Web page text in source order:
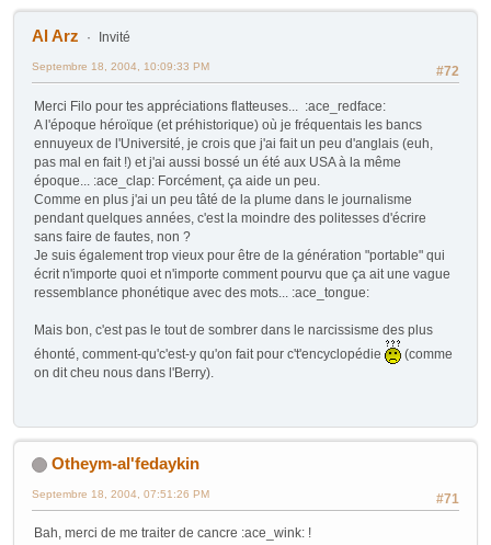
Al Arz Invité
#72
Septembre 18, 2004, 10:09:33 PM
Merci Filo pour tes appréciations flatteuses... :ace_redface:
A l'époque héroïque (et préhistorique) où je fréquentais les bancs
ennuyeux de l'Université, je crois que j'ai fait un peu d'anglais (euh,
pas mal en fait !) et j'ai aussi bossé un été aux USA à la même
époque... :ace_clap: Forcément, ça aide un peu.
Comme en plus j'ai un peu tâté de la plume dans le journalisme
pendant quelques années, c'est la moindre des politesses d'écrire
sans faire de fautes, non ?
Je suis également trop vieux pour être de la génération "portable" qui
écrit n'importe quoi et n'importe comment pourvu que ça ait une vague
ressemblance phonétique avec des mots... :ace_tongue:
Mais bon, c'est pas le tout de sombrer dans le narcissisme des plus
éhonté, comment-qu'c'est-y qu'on fait pour c't'encyclopédie
(comme
on dit cheu nous dans l'Berry).
Otheym-al'fedaykin
#71
Septembre 18, 2004, 07:51:26 PM
Bah, merci de me traiter de cancre :ace_wink: !